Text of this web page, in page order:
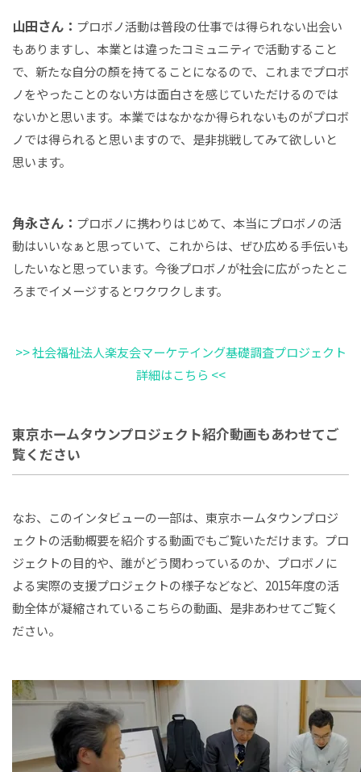
山田さん： プロボノ活動は普段の仕事では得られない出会い
もありますし、本業とは違ったコミュニティで活動すること
で、新たな自分の顏を持てることになるので、これまでプロボ
ノをやったことのない方は面白さを感じていただけるのでは
ないかと思います。本業ではなかなか得られないものがプロボ
ノでは得られると思いますので、是非挑戦してみて欲しいと
思います。
角永さん： プロボノに携わりはじめて、本当にプロボノの活
動はいいなぁと思っていて、これからは、ぜひ広める手伝いも
したいなと思っています。今後プロボノが社会に広がったとこ
ろまでイメージするとワクワクします。
>> 社会福祉法人楽友会マーケテイング基礎調査プロジェクト
詳細はこちら <<
東京ホームタウンプロジェクト紹介動画もあわせてご
覧ください
なお、このインタビューの一部は、東京ホームタウンプロジ
ェクトの活動概要を紹介する動画でもご覧いただけます。プロ
ジェクトの目的や、誰がどう関わっているのか、プロボノに
よる実際の支援プロジェクトの様子などなど、2015年度の活
動全体が凝縮されているこちらの動画、是非あわせてご覧く
ださい。